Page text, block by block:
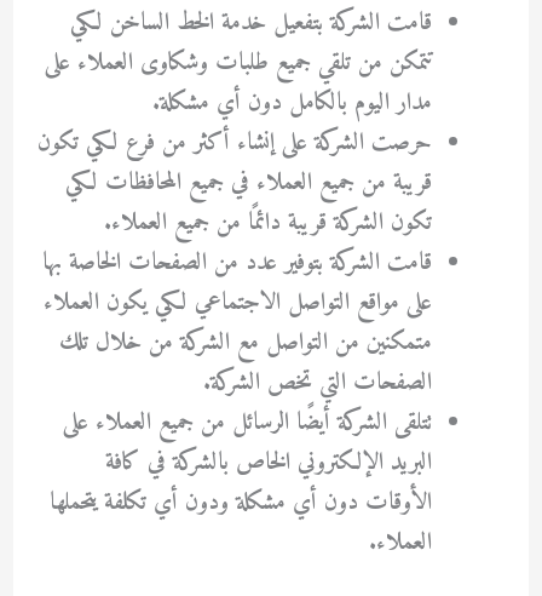
قامت الشركة بتفعيل خدمة الخط الساخن لكي
تتمكن من تلقي جميع طلبات وشكاوى العملاء على
مدار اليوم بالكامل دون أي مشكلة.
حرصت الشركة على إنشاء أكثر من فرع لكي تكون
قريبة من جميع العملاء في جميع المحافظات لكي
تكون الشركة قريبة دائمًا من جميع العملاء.
قامت الشركة بتوفير عدد من الصفحات الخاصة بها
على مواقع التواصل الاجتماعي لكي يكون العملاء
متمكنين من التواصل مع الشركة من خلال تلك
الصفحات التي تخص الشركة.
تتلقى الشركة أيضًا الرسائل من جميع العملاء على
البريد الإلكتروني الخاص بالشركة في كافة
الأوقات دون أي مشكلة ودون أي تكلفة يتحملها
العملاء.